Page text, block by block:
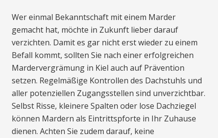
Wer einmal Bekanntschaft mit einem Marder
gemacht hat, möchte in Zukunft lieber darauf
verzichten. Damit es gar nicht erst wieder zu einem
Befall kommt, sollten Sie nach einer erfolgreichen
Mardervergrämung in Kiel auch auf Prävention
setzen. Regelmäßige Kontrollen des Dachstuhls und
aller potenziellen Zugangsstellen sind unverzichtbar.
Selbst Risse, kleinere Spalten oder lose Dachziegel
können Mardern als Eintrittspforte in Ihr Zuhause
dienen. Achten Sie zudem darauf, keine